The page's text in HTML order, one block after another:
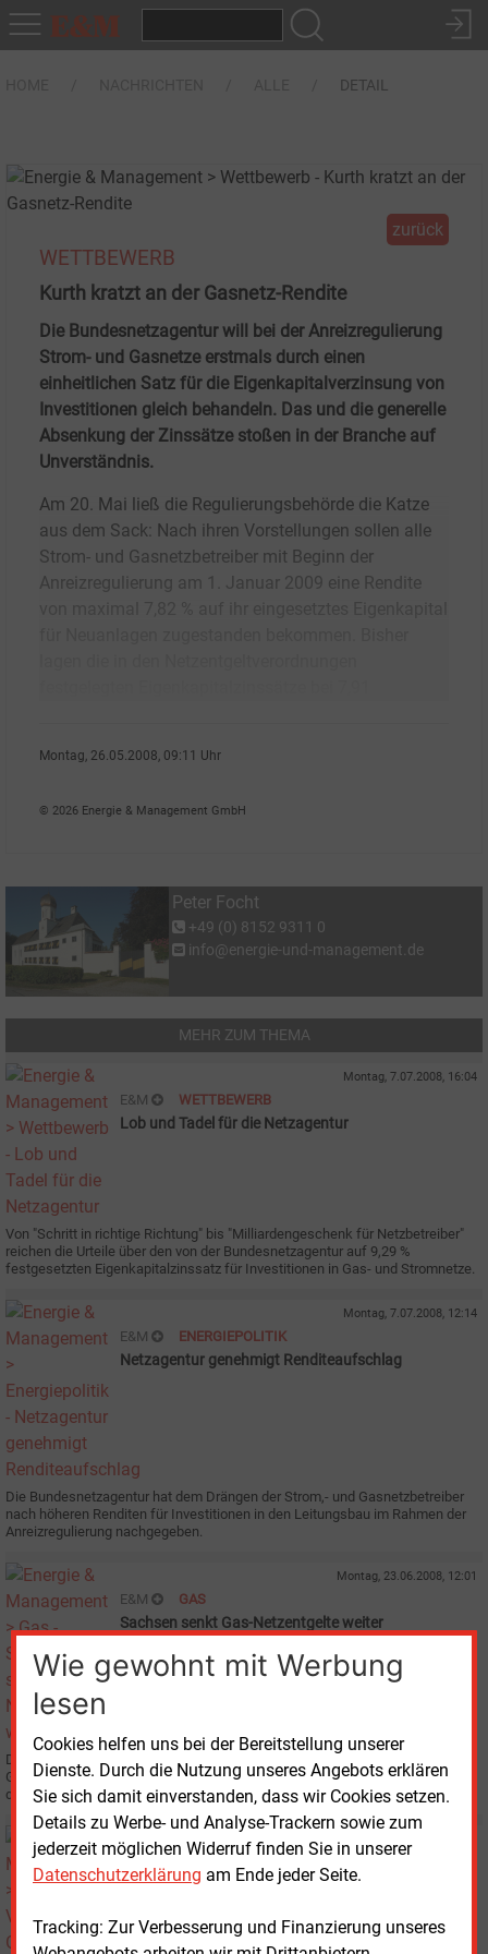
DETAIL
Wie gewohnt mit Werbung
lesen
Cookies helfen uns bei der Bereitstellung unserer
Dienste. Durch die Nutzung unseres Angebots erklären
Sie sich damit einverstanden, dass wir Cookies setzen.
Details zu Werbe- und Analyse-Trackern sowie zum
jederzeit möglichen Widerruf finden Sie in unserer
Datenschutzerklärung am Ende jeder Seite.
Tracking: Zur Verbesserung und Finanzierung unseres
zurück
WETTBEWERB
Kurth kratzt an der Gasnetz-Rendite
Die Bundesnetzagentur will bei der Anreizregulierung
Strom- und Gasnetze erstmals durch einen
einheitlichen Satz für die Eigenkapitalverzinsung von
Investitionen gleich behandeln. Das und die generelle
Absenkung der Zinssätze stoßen in der Branche auf
Unverständnis.
Am 20. Mai ließ die Regulierungsbehörde die Katze
aus dem Sack: Nach ihren Vorstellungen sollen alle
Strom- und Gasnetzbetreiber mit Beginn der
Anreizregulierung am 1. Januar 2009 eine Rendite
Montag, 26.05.2008, 09:11 Uhr
© 2026 Energie & Management GmbH
Peter Focht
+49 (0) 8152 9311 0
info@energie-und-management.de
MEHR ZUM THEMA
Montag, 7.07.2008, 16:04
E&M WETTBEWERB
Lob und Tadel für die Netzagentur
Von "Schritt in richtige Richtung" bis "Milliardengeschenk für Netzbetreiber"
reichen die Urteile über den von der Bundesnetzagentur auf 9,29 %
festgesetzten Eigenkapitalzinssatz für Investitionen in Gas- und Stromnetze.
Montag, 7.07.2008, 12:14
E&M ENERGIEPOLITIK
Netzagentur genehmigt Renditeaufschlag
Die Bundesnetzagentur hat dem Drängen der Strom,- und Gasnetzbetreiber
nach höheren Renditen für Investitionen in den Leitungsbau im Rahmen der
Anreizregulierung nachgegeben.
Montag, 23.06.2008, 12:01
E&M GAS
Sachsen senkt Gas-Netzentgelte weiter
Die Landesregulierungs-Behörde Sachsens hat bei einer zweiten
Genehmigungsrunde der Gas-Netzentgelte die Anträge der Unternehmen um
durchschnittlich 17,40 % gekürzt.
E&M
VIK kritisiert Gas-Bilanzierungssystem